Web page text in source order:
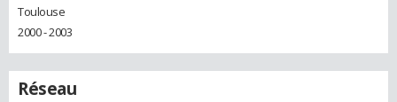
Toulouse
2000 - 2003
Réseau